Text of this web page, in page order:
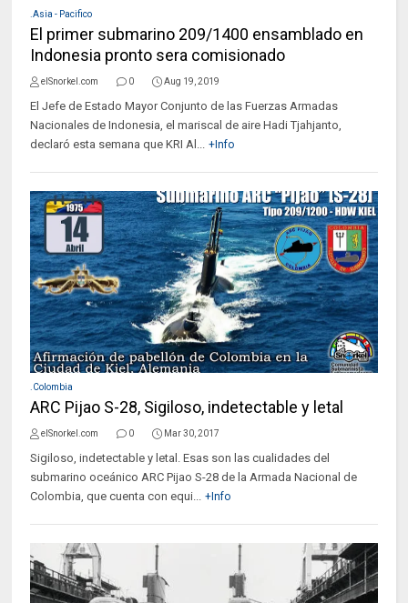
.Asia - Pacifico
El primer submarino 209/1400 ensamblado en
Indonesia pronto sera comisionado
elSnorkel.com 0 Aug 19, 2019
El Jefe de Estado Mayor Conjunto de las Fuerzas Armadas
Nacionales de Indonesia, el mariscal de aire Hadi Tjahjanto,
declaró esta semana que KRI Al... +Info
.Colombia
ARC Pijao S-28, Sigiloso, indetectable y letal
elSnorkel.com 0 Mar 30, 2017
Sigiloso, indetectable y letal. Esas son las cualidades del
submarino oceánico ARC Pijao S-28 de la Armada Nacional de
Colombia, que cuenta con equi... +Info